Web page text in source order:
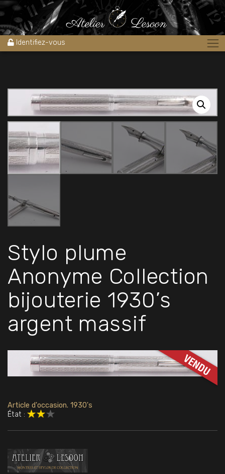
Identifiez-vous
Accueil » Boutique Stylos » Stylos plume
Stylo plume Anonyme
Collection bijouterie 1930’s argent massif
Stylo plume
Anonyme Collection
bijouterie 1930’s
argent massif
Article d'occasion. 1930's
État :